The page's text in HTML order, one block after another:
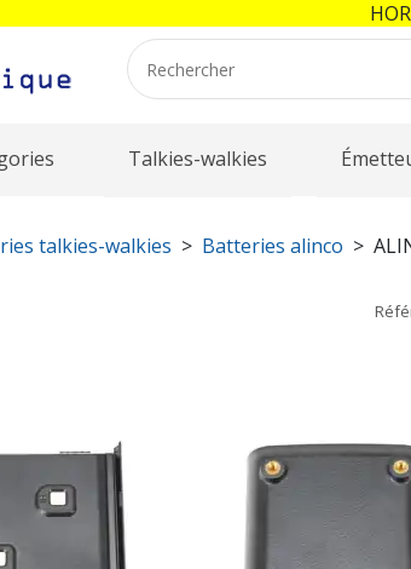
Talkies-walkies
talkies-walkies Batteries alinco